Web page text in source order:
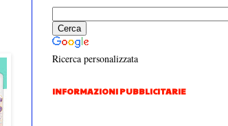
Ricerca personalizzata
INFORMAZIONI PUBBLICITARIE